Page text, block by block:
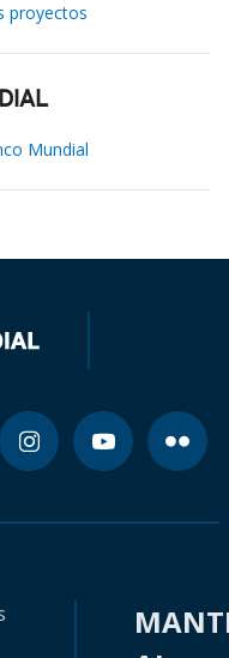
proyectos
Mundial